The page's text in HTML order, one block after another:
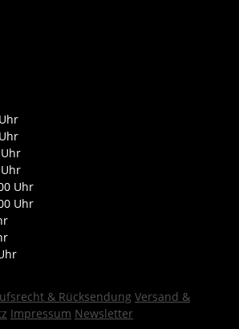
Uhr
Uhr
& Rücksendung Versand &
Impressum Newsletter